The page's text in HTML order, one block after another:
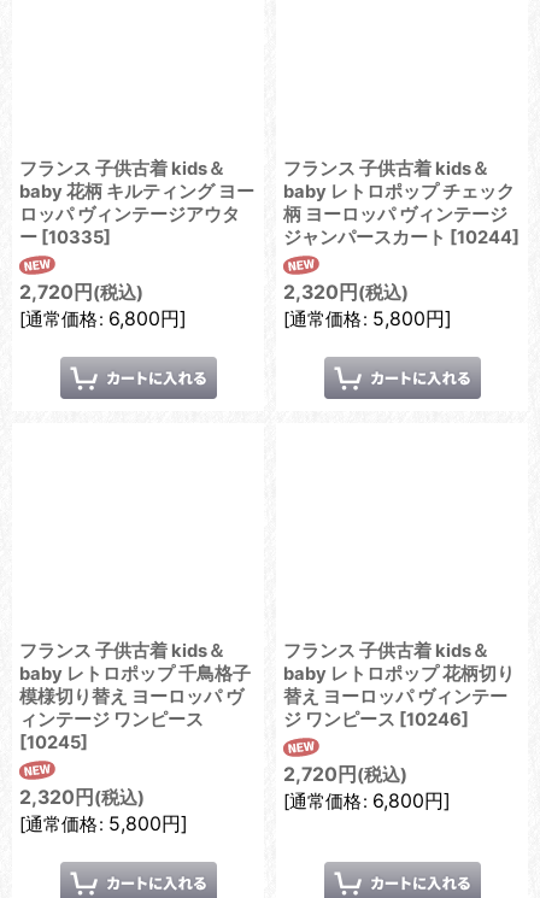
フランス 子供古着 kids＆
baby 花柄 キルティング ヨー
ロッパ ヴィンテージアウタ
ー [10335]
2,720 円 (税込)
[通常価格: 6,800円]
フランス 子供古着 kids＆
baby レトロポップ チェック
柄 ヨーロッパ ヴィンテージ
ジャンパースカート [10244]
2,320 円 (税込)
[通常価格: 5,800円]
フランス 子供古着 kids＆
baby レトロポップ 千鳥格子
模様切り替え ヨーロッパ ヴ
ィンテージ ワンピース
[10245]
2,320 円 (税込)
[通常価格: 5,800円]
フランス 子供古着 kids＆
baby レトロポップ 花柄切り
替え ヨーロッパ ヴィンテー
ジ ワンピース [10246]
2,720 円 (税込)
[通常価格: 6,800円]